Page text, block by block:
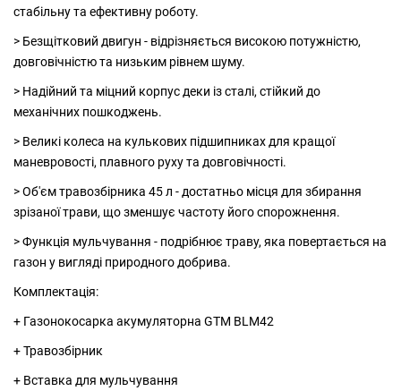
стабільну та ефективну роботу.
> Безщітковий двигун - відрізняється високою потужністю,
довговічністю та низьким рівнем шуму.
> Надійний та міцний корпус деки із сталі, стійкий до
механічних пошкоджень.
> Великі колеса на кулькових підшипниках для кращої
маневровості, плавного руху та довговічності.
> Об'єм травозбірника 45 л - достатньо місця для збирання
зрізаної трави, що зменшує частоту його спорожнення.
> Функція мульчування - подрібнює траву, яка повертається на
газон у вигляді природного добрива.
Комплектація:
+ Газонокосарка акумуляторна GTM BLM42
+ Травозбірник
+ Вставка для мульчування